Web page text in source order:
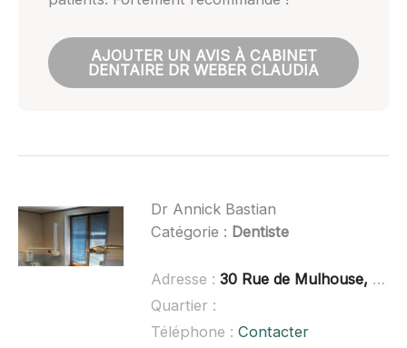
AJOUTER UN AVIS À CABINET
DENTAIRE DR WEBER CLAUDIA
Dr Annick Bastian
Catégorie : Dentiste
Adresse : 30 Rue de Mulhouse, 68350 Brunstatt-Didenheim
Quartier :
Téléphone : Contacter